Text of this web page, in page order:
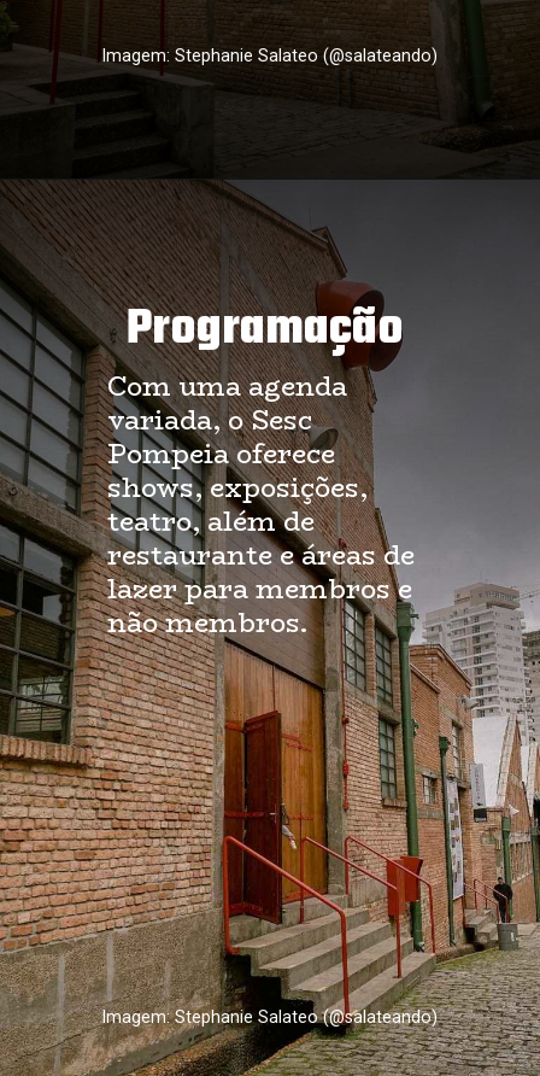
Imagem: Stephanie Salateo (@salateando)
Programação
Com uma agenda
variada, o Sesc
Pompeia oferece
shows, exposições,
teatro, além de
restaurante e áreas de
lazer para membros e
não membros.
Imagem: Stephanie Salateo (@salateando)